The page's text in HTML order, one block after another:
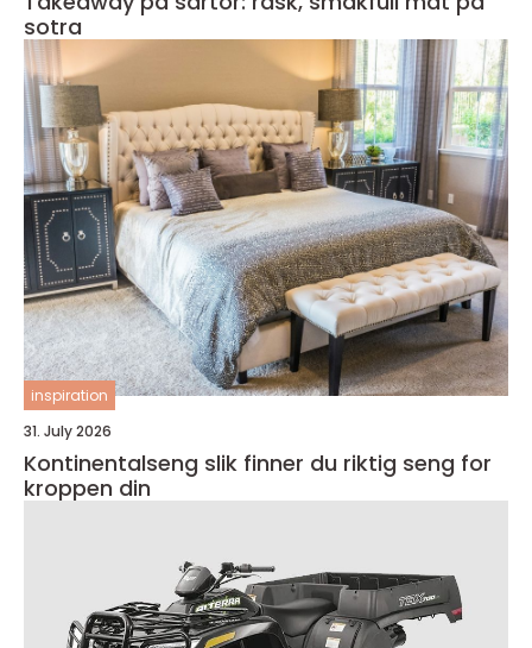
sotra
inspiration
31. July 2026
Kontinentalseng slik finner du riktig seng for
kroppen din